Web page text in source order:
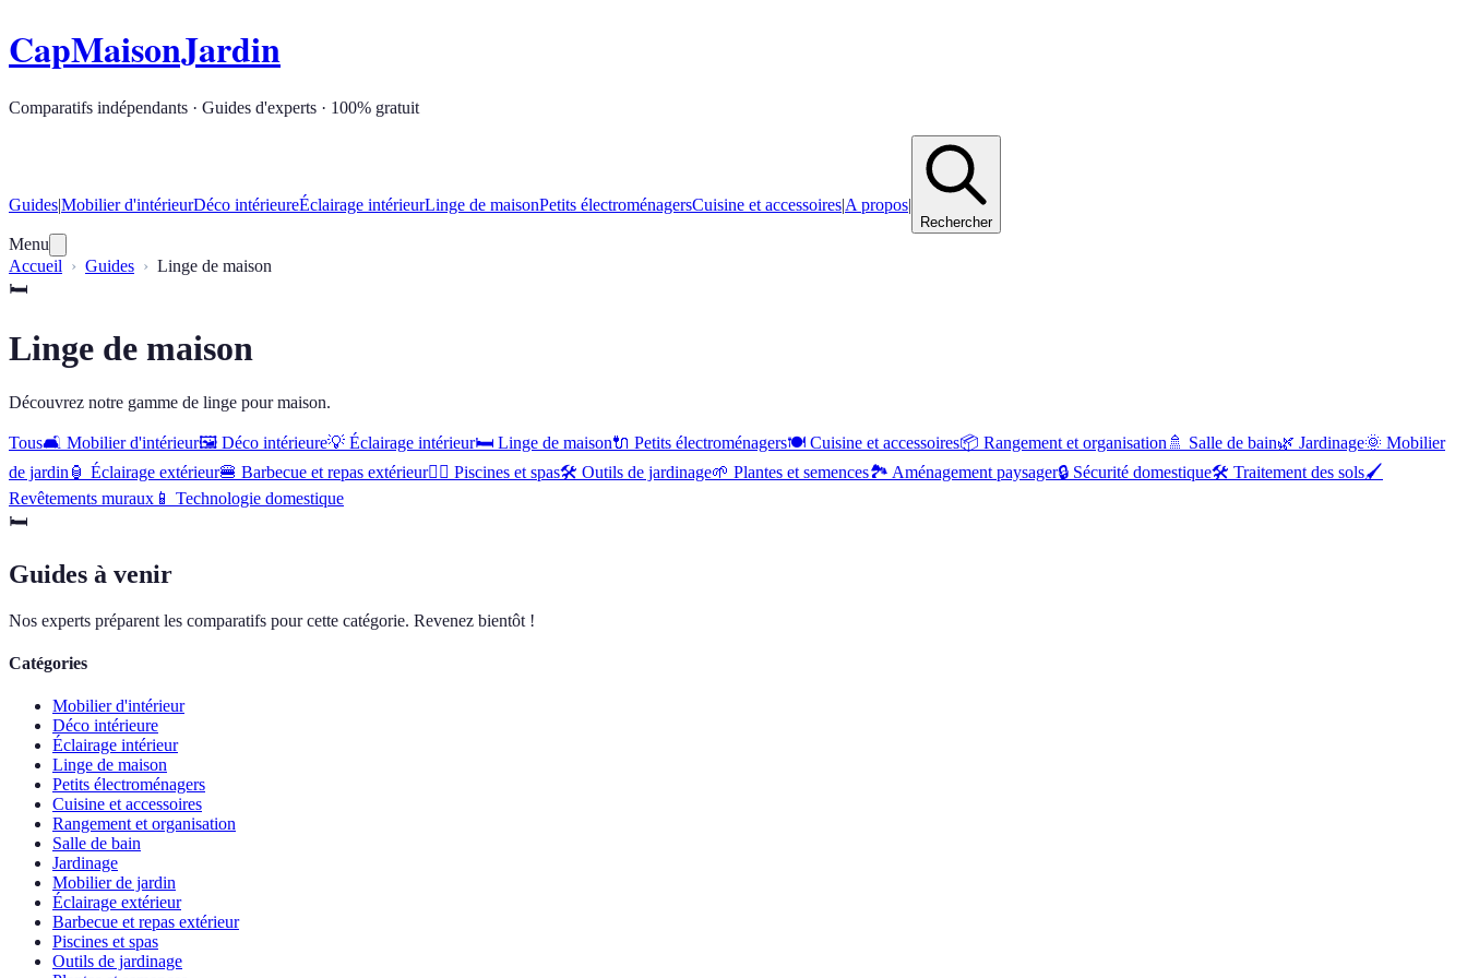
CapMaisonJardin
Comparatifs indépendants · Guides d'experts · 100% gratuit
Guides|Mobilier d'intérieurDéco intérieureÉclairage intérieurLinge de maisonPetits électroménagersCuisine et accessoires|A propos|
Rechercher
Menu
Accueil
Guides
Linge de maison
🛏️
Linge de maison
Découvrez notre gamme de linge pour maison.
Tous🛋️ Mobilier d'intérieur🖼️ Déco intérieure💡 Éclairage intérieur🛏️ Linge de maison🔌 Petits électroménagers🍽️ Cuisine et accessoires📦 Rangement et organisation 🚿 Salle de bain🌿 Jardinage🌞 Mobilier
de jardin 🏮 Éclairage extérieur🍔 Barbecue et repas extérieur🏊‍♂️ Piscines et spas🛠️ Outils de jardinage🌱 Plantes et semences🏞️ Aménagement paysager🔒 Sécurité domestique🛠 Traitement des sols🖌️
Revêtements muraux 📱 Technologie domestique
🛏️
Guides à venir
Nos experts préparent les comparatifs pour cette catégorie. Revenez bientôt !
Catégories
Mobilier d'intérieur
Déco intérieure
Éclairage intérieur
Linge de maison
Petits électroménagers
Cuisine et accessoires
Rangement et organisation
Salle de bain
Jardinage
Mobilier de jardin
Éclairage extérieur
Barbecue et repas extérieur
Piscines et spas
Outils de jardinage